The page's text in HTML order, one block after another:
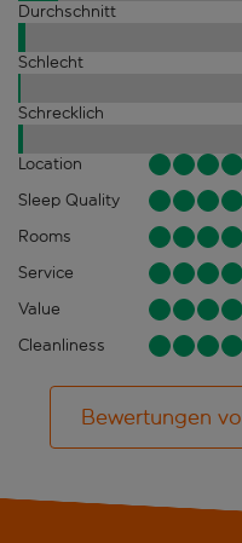
Durchschnitt
Schlecht
Schrecklich
Location
Sleep Quality
Rooms
Service
Value
Cleanliness
Bewertungen